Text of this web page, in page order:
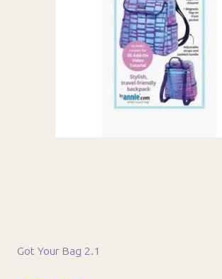
Got Your Bag 2.1